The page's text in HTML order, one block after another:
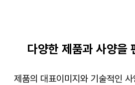
다양한 제품과 사양을
제품의 대표이미지와 기술적인